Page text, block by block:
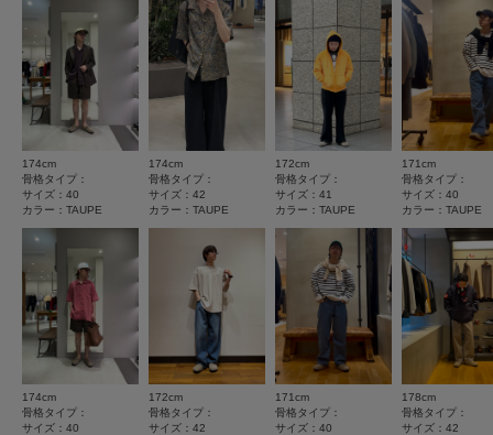
味と異なって見える場合がございます。予めご了承ください。
※商品の色味の目安は、商品単体の画像をご参照ください。
▼お気に入り登録のおすすめ▼
お気に入り登録された商品は、マイページにて現在の価格情報や在庫状況の
確認が可能です。
お買い物リストの管理にぜひご利用ください。
とじる
タイプ MEN
とじる
★ 4 (0)
★ 3
2 (0)
★1 (0)
レビューはありません。
とじる
174cm
骨格タイプ：
サイズ：40
カラー：TAUPE
174cm
骨格タイプ：
サイズ：40
174cm
骨格タイプ：
サイズ：42
カラー：TAUPE
172cm
骨格タイプ：
サイズ：42
172cm
骨格タイプ：
サイズ：41
カラー：TAUPE
171cm
骨格タイプ：
サイズ：40
171cm
骨格タイプ：
サイズ：40
カラー：TAUPE
178cm
骨格タイプ：
サイズ：42